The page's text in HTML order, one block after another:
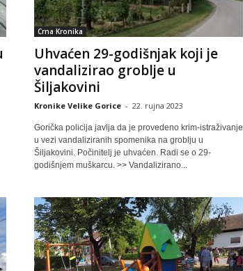
Crna Kronika
Uhvaćen 29-godišnjak koji je
vandalizirao groblje u
Šiljakovini
Kronike Velike Gorice - 22. rujna 2023
Gorička policija javlja da je provedeno krim-istraživanje
u vezi vandaliziranih spomenika na groblju u
Šiljakovini. Počinitelj je uhvaćen. Radi se o 29-
godišnjem muškarcu. >> Vandalizirano...